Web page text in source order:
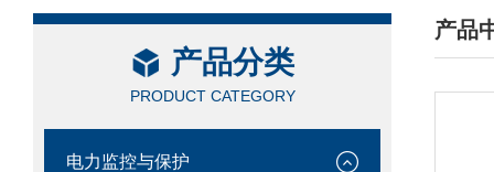
产品分类
PRODUCT CATEGORY
电力监控与保护
产品
/